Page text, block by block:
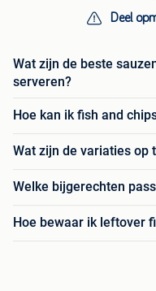
Deel
Wat zijn de beste
serveren?
Hoe kan ik fish and
Wat zijn de variaties op
Welke bijgerechten
Hoe bewaar ik leftover